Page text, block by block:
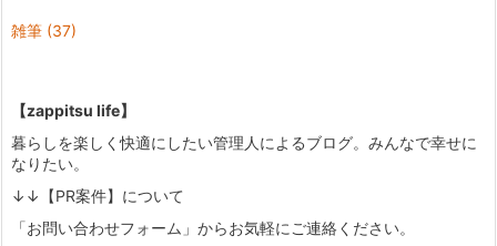
雑筆 (37)
【zappitsu life】
暮らしを楽しく快適にしたい管理人によるブログ。みんなで幸せに
なりたい。
↓↓【PR案件】について
「お問い合わせフォーム」からお気軽にご連絡ください。